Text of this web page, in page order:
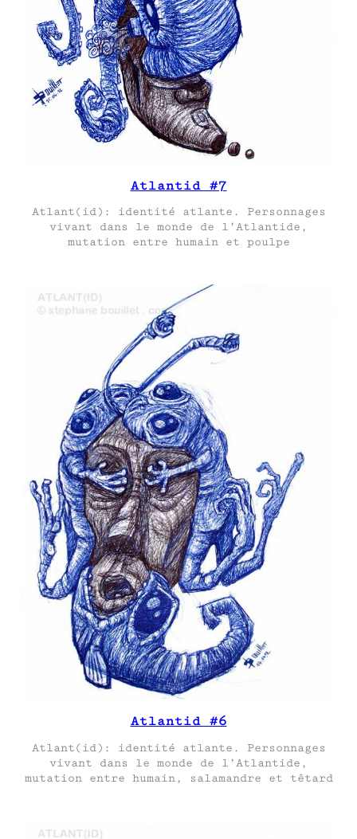
Atlantid #7
Atlant(id): identité atlante. Personnages
vivant dans le monde de l’Atlantide,
mutation entre humain et poulpe
Atlantid #6
Atlant(id): identité atlante. Personnages
vivant dans le monde de l’Atlantide,
mutation entre humain, salamandre et têtard